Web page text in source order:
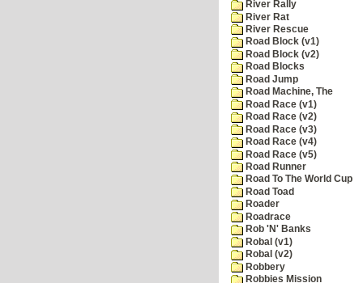
River Rally
River Rat
River Rescue
Road Block (v1)
Road Block (v2)
Road Blocks
Road Jump
Road Machine, The
Road Race (v1)
Road Race (v2)
Road Race (v3)
Road Race (v4)
Road Race (v5)
Road Runner
Road To The World Cup
Road Toad
Roader
Roadrace
Rob 'N' Banks
Robal (v1)
Robal (v2)
Robbery
Robbies Mission